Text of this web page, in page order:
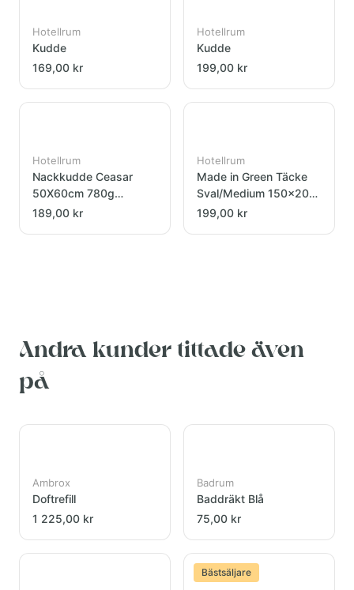
Hotellrum
Kudde
169,00 kr
Hotellrum
Kudde
199,00 kr
Hotellrum
Nackkudde Ceasar
50X60cm 780g
bomull/microfiber
189,00 kr
Hotellrum
Made in Green Täcke
Sval/Medium 150x200
cm
199,00 kr
Andra kunder tittade även
på
Ambrox
Doftrefill
1 225,00 kr
Badrum
Baddräkt Blå
75,00 kr
Bästsäljare